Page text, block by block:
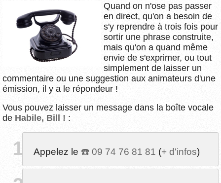
Quand on n'ose pas passer
en direct, qu'on a besoin de
s'y reprendre à trois fois pour
sortir une phrase construite,
mais qu'on a quand même
envie de s'exprimer, ou tout
simplement de laisser un
commentaire ou une suggestion aux animateurs d'une
émission, il y a le répondeur !
Vous pouvez laisser un message dans la boîte vocale
de Habile, Bill ! :
Appelez le 09 74 76 81 81 (+ d'infos)